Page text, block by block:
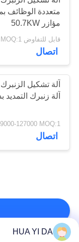
متعددة الوظائف
مؤازر 50.7KW
قابل للتفاوض MOQ:1 مجموعة
اتصال
آلة زنبرك التمديد
اتصال
HUA YI DA